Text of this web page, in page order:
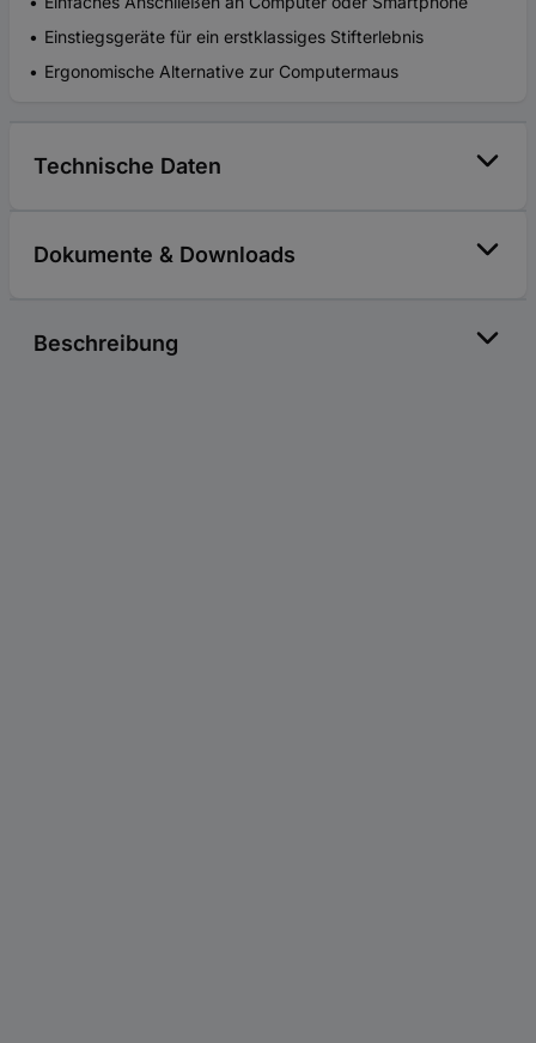
Einstiegsgeräte für ein erstklassiges Stifterlebnis
Ergonomische Alternative zur Computermaus
Technische Daten
Dokumente & Downloads
Beschreibung